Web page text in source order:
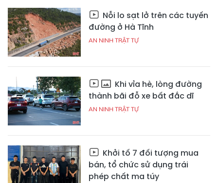
Nỗi lo sạt lở trên các tuyến
đường ở Hà Tĩnh
AN NINH TRẬT TỰ
Khi vỉa hè, lòng đường
thành bãi đỗ xe bất đắc dĩ
AN NINH TRẬT TỰ
Khởi tố 7 đối tượng mua
bán, tổ chức sử dụng trái
phép chất ma túy